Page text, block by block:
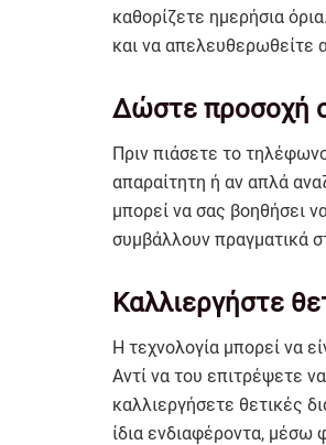
καθορίζετε ημερήσια
και να απελευθερωθείτε
Δώστε προσοχή
Πριν πιάσετε το
απαραίτητη ή αν απλά
μπορεί να σας βοηθήσει
συμβάλλουν πραγματικά
Καλλιεργήστε
Η τεχνολογία μπορεί να
Αντί να του επιτρέψετε
καλλιεργήσετε θετικές
ίδια ενδιαφέροντα,